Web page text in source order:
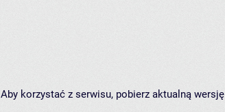
korzystać z serwisu, pobierz aktualną wersję